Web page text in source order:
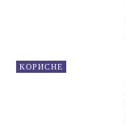
КОРИСНЕ